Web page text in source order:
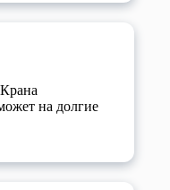
на долгие